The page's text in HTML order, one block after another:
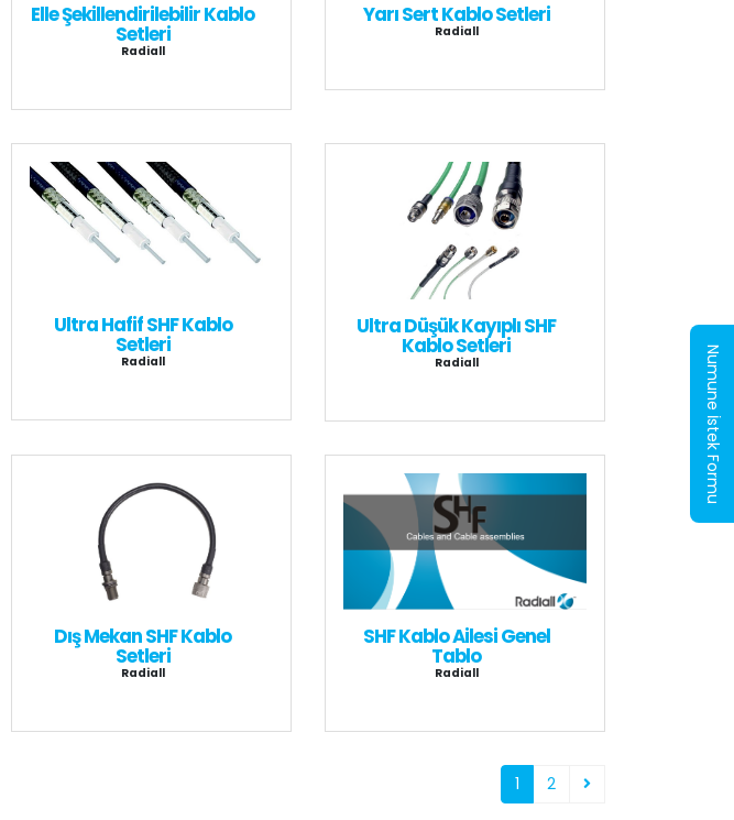
Elle Şekillendirilebilir Kablo
Setleri
Radiall
Yarı Sert Kablo Setleri
Radiall
Ultra Hafif SHF Kablo
Setleri
Radiall
Ultra Düşük Kayıplı SHF
Kablo Setleri
Radiall
Dış Mekan SHF Kablo
Setleri
Radiall
SHF Kablo Ailesi Genel
Tablo
Radiall
1 2
Numune İstek Formu